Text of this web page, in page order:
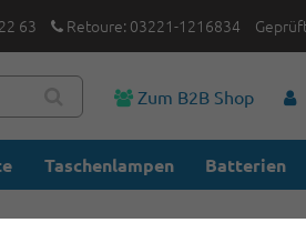
63 Retoure: 03221-1216834
Zum B2B Shop
Taschenlampen Batterien